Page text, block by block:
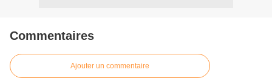
Commentaires
Ajouter un commentaire